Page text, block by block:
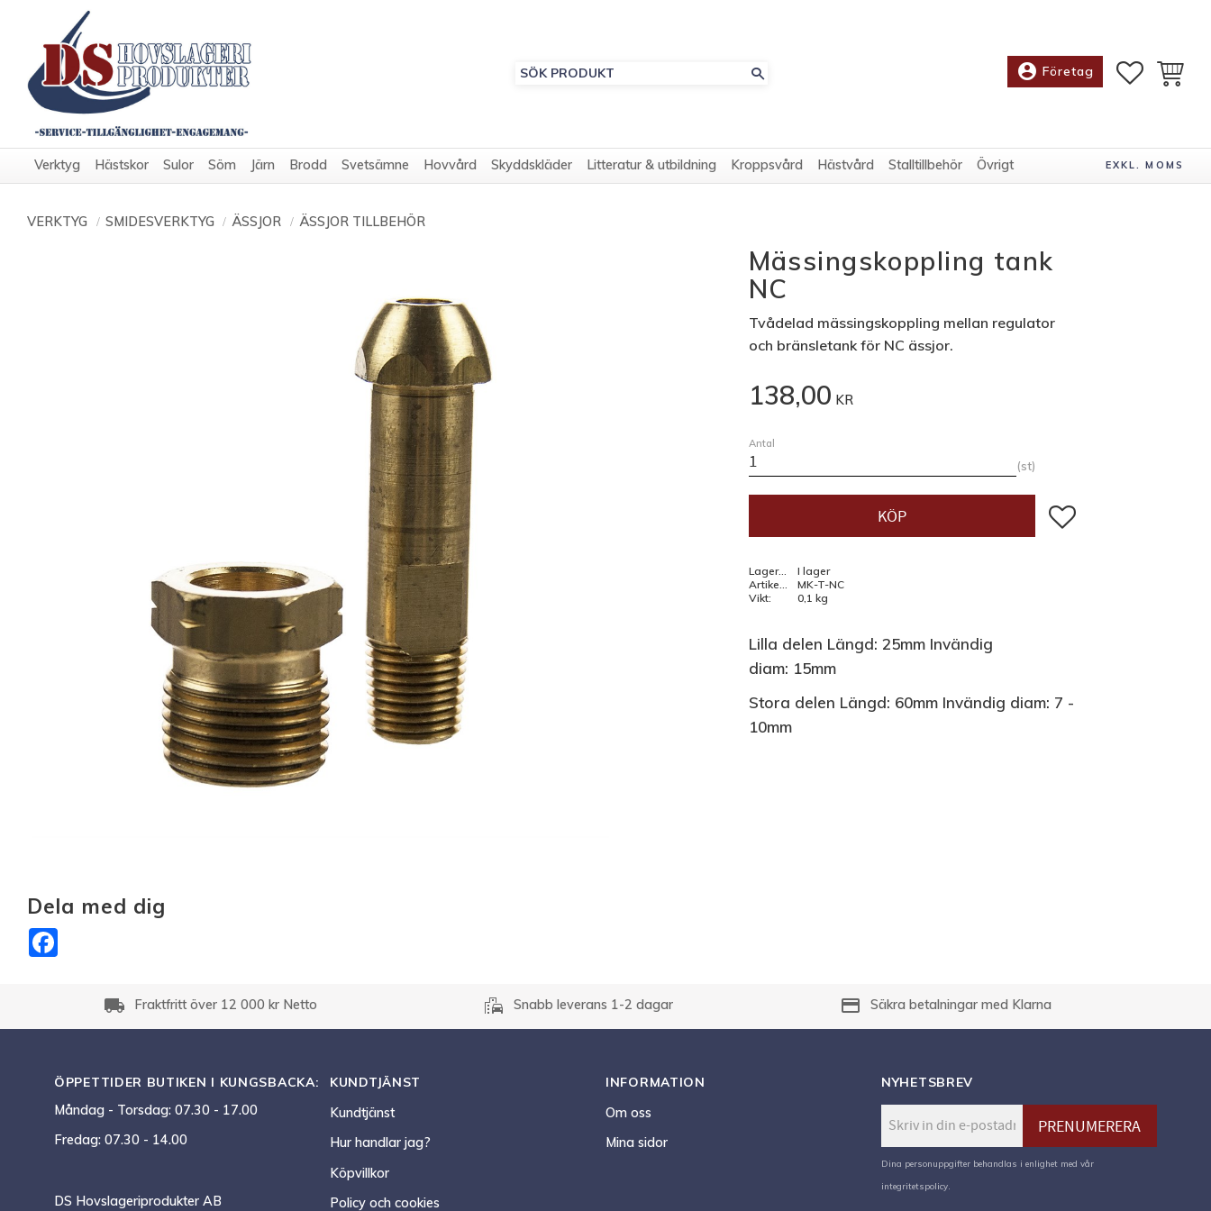
account_circle Företag
Verktyg Hästskor Sulor Söm Järn Brodd Svetsämne Hovvård Skyddskläder Litteratur & utbildning Kroppsvård Hästvård Stalltillbehör Övrigt EXKL. MOMS
VERKTYG SMIDESVERKTYG ÄSSJOR ÄSSJOR TILLBEHÖR
Mässingskoppling tank
NC
Tvådelad mässingskoppling mellan regulator
och bränsletank för NC ässjor.
138,00 KR
Antal
st
KÖP Lägg till i favoriter
Lagerstatus
I lager
MK-T-NC
Vikt
0,1 kg
Lilla delen Längd: 25mm Invändig
diam: 15mm
Stora delen Längd: 60mm Invändig diam: 7 -
10mm
Dela med dig
local_shipping Fraktfritt över 12 000 kr Netto emoji_transportation Snabb leverans 1-2 dagar payment Säkra betalningar med Klarna
ÖPPETTIDER BUTIKEN I KUNGSBACKA:
Måndag - Torsdag: 07.30 - 17.00
Fredag: 07.30 - 14.00
DS Hovslageriprodukter AB
KUNDTJÄNST
Kundtjänst
Hur handlar jag?
Köpvillkor
Policy och cookies
INFORMATION
Om oss
Mina sidor
NYHETSBREV
PRENUMERERA
Dina personuppgifter behandlas i enlighet med vår
integritetspolicy